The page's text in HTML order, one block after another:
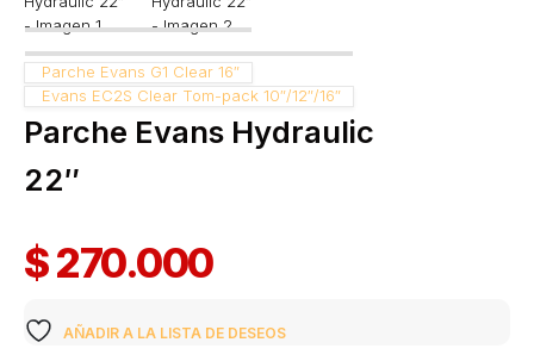
Parche Evans G1 Clear 16″
Evans EC2S Clear Tom-pack 10″/12″/16″
Parche Evans Hydraulic
22″
$270.000
AÑADIR A LA LISTA DE DESEOS